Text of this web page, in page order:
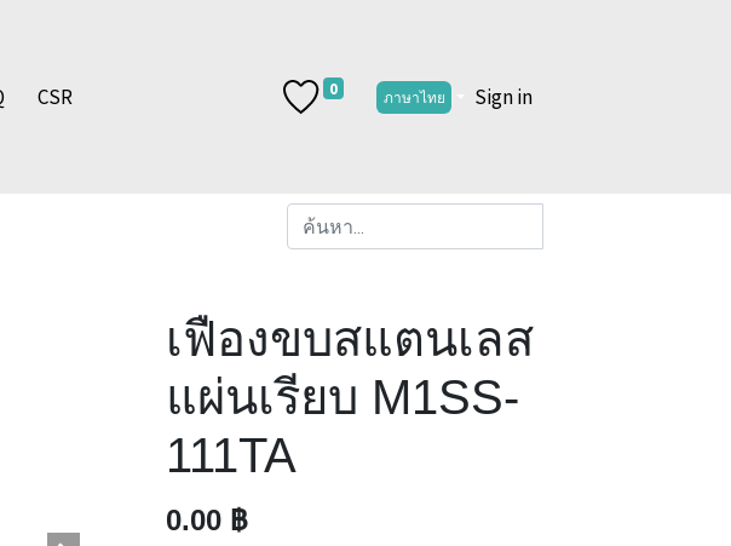
CSR 0 ภาษาไทย Sign in
เฟืองขบสแตนเลส
แผ่นเรียบ M1SS-
111TA
0.00 ฿